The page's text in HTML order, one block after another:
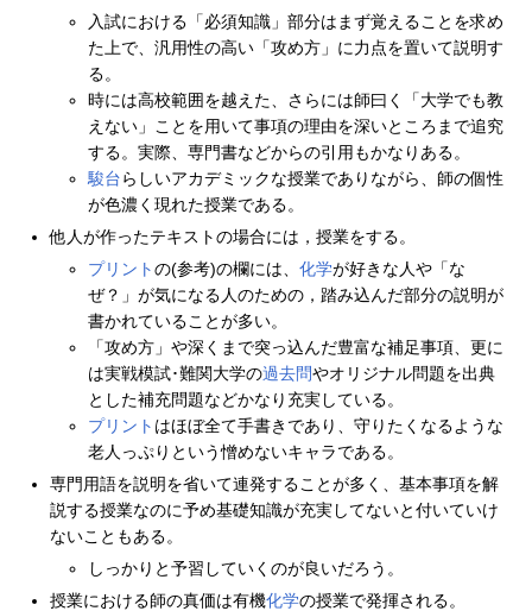
入試における「必須知識」部分はまず覚えることを求め
た上で、汎用性の高い「攻め方」に力点を置いて説明す
る。
時には高校範囲を越えた、さらには師曰く「大学でも教
えない」ことを用いて事項の理由を深いところまで追究
する。実際、専門書などからの引用もかなりある。
駿台らしいアカデミックな授業でありながら、師の個性
が色濃く現れた授業である。
他人が作ったテキストの場合には，授業をする。
プリントの(参考)の欄には、 化学が好きな人や「な
ぜ？」が気になる人のための，踏み込んだ部分の説明が
書かれていることが多い。
「攻め方」や深くまで突っ込んだ豊富な補足事項、更に
は実戦模試･難関大学の過去問やオリジナル問題を出典
とした補充問題などかなり充実している。
プリント はほぼ全て手書きであり、守りたくなるような
老人っぷりという憎めないキャラである。
専門用語を説明を省いて連発することが多く、基本事項を解
説する授業なのに予め基礎知識が充実してないと付いていけ
ないこともある。
しっかりと予習していくのが良いだろう。
授業における師の真価は有機化学の授業で発揮される。